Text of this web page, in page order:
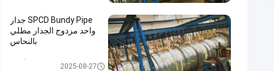
SPCD Bundy Pipe جدار
واحد مزدوج الجدار مطلي
بالنحاس
فولاذيّ Bundy أنبوب2025-08-27